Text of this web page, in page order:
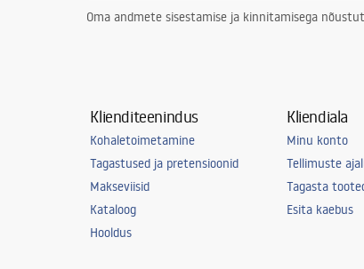
Oma andmete sisestamise ja kinnitamisega
Klienditeenindus
Kohaletoimetamine
Tagastused ja pretensioonid
Makseviisid
Kataloog
Hooldus
Kliendiala
Minu konto
Tellimuste
Tagasta
Esita kaebus